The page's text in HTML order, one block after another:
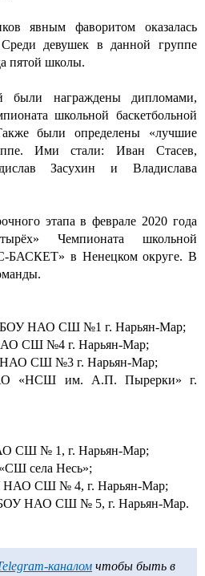
явным фаворитом оказалась
девушек в данной группе
пятой школы.
были награждены дипломами,
школьной баскетбольной
были определены «лучшие
Ими стали: Иван Стасев,
Засухин и Владислава
этапа в феврале 2020 года
Чемпионата школьной
БАСКЕТ» в Ненецком округе. В
НАО СШ №1 г. Нарьян-Мар;
СШ №4 г. Нарьян-Мар;
НАО СШ №3 г. Нарьян-Мар;
«НСШ им. А.П. Пырерки» г.
СШ № 1, г. Нарьян-Мар;
села Несь»;
НАО СШ № 4, г. Нарьян-Мар;
НАО СШ № 5, г. Нарьян-Мар.
каналом чтобы быть в